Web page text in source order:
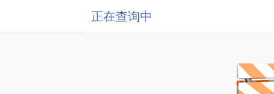
正在查询中